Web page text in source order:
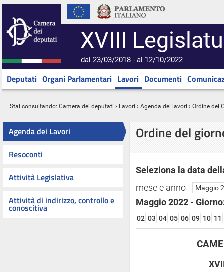
XVIII
dal 23/03/2018 - al 12/10/2022
Deputati Organi Parlamentari Lavori Documenti
Stai consultando: Camera dei deputati › Lavori › Agenda dei lavori › Ordine del
Agenda dei Lavori
Resoconti
Attività Legislativa
Attività di indirizzo, controllo e
conoscitiva
Ordine del
Seleziona la data
mese e anno
Maggio 2022 -
02 03 04 05 06 09 10 11